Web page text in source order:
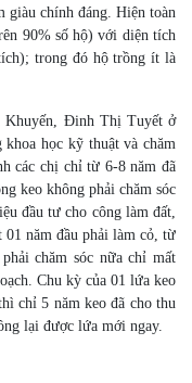
giàu chính đáng. Hiện toàn
90% số hộ) với diện tích
trong đó hộ trồng ít là
Khuyến, Đinh Thị Tuyết ở
học kỹ thuật và chăm
các chị chỉ từ 6-8 năm đã
keo không phải chăm sóc
đầu tư cho công làm đất,
năm đầu phải làm cỏ, từ
chăm sóc nữa chỉ mất
Chu kỳ của 01 lứa keo
chỉ 5 năm keo đã cho thu
lại được lứa mới ngay.